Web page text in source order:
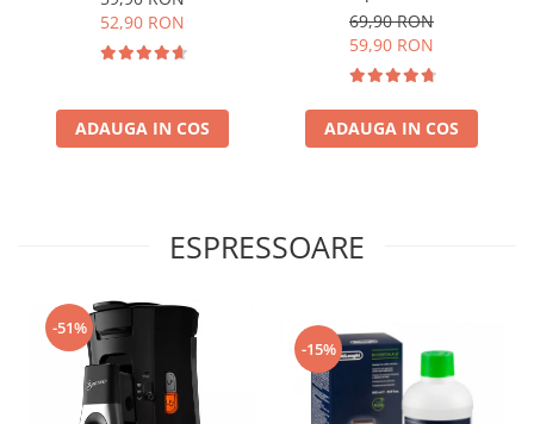
52,90 RON
ADAUGA IN COS
69,90 RON
59,90 RON
ADAUGA IN COS
ESPRESSOARE
-51%
-15%